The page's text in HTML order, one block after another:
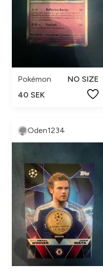
Pokémon
NO SIZE
40 SEK
Oden1234